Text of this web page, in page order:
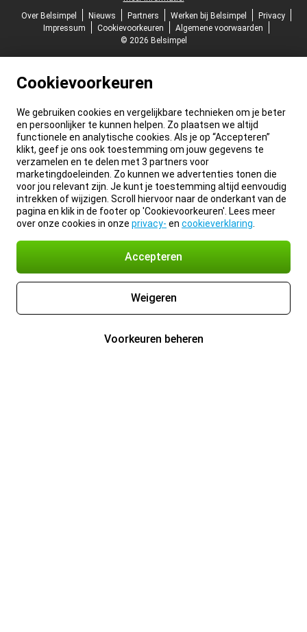
Over Belsimpel
Nieuws Partners Werken bij Belsimpel
Privacy
Impressum
Cookievoorkeuren
Algemene voorwaarden
© 2026 Belsimpel
Cookievoorkeuren
We gebruiken cookies en vergelijkbare technieken om je beter
en persoonlijker te kunnen helpen. Zo plaatsen we altijd
functionele en analytische cookies. Als je op “Accepteren”
klikt, geef je ons ook toestemming om jouw gegevens te
verzamelen en te delen met 3 partners voor
marketingdoeleinden. Zo kunnen we advertenties tonen die
voor jou relevant zijn. Je kunt je toestemming altijd eenvoudig
intrekken of wijzigen. Scroll hiervoor naar de onderkant van de
pagina en klik in de footer op 'Cookievoorkeuren'. Lees meer
over onze cookies in onze privacy- en cookieverklaring
Accepteren
Weigeren
Voorkeuren beheren